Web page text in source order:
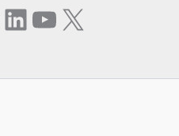
LinkedIn
YouTube
X